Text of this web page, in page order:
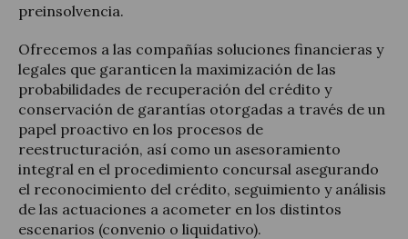
Actualidad jurídica
Notícias y artículos
preinsolvencia.
Ofrecemos a las compañías soluciones financieras y
legales que garanticen la maximización de las
probabilidades de recuperación del crédito y
conservación de garantías otorgadas a través de un
papel proactivo en los procesos de
reestructuración, así como un asesoramiento
integral en el procedimiento concursal asegurando
el reconocimiento del crédito, seguimiento y análisis
de las actuaciones a acometer en los distintos
escenarios (convenio o liquidativo).